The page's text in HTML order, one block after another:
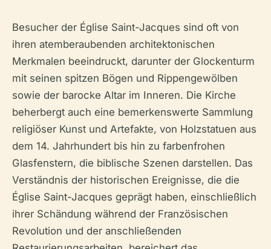
Besucher der Église Saint-Jacques sind oft von
ihren atemberaubenden architektonischen
Merkmalen beeindruckt, darunter der Glockenturm
mit seinen spitzen Bögen und Rippengewölben
sowie der barocke Altar im Inneren. Die Kirche
beherbergt auch eine bemerkenswerte Sammlung
religiöser Kunst und Artefakte, von Holzstatuen aus
dem 14. Jahrhundert bis hin zu farbenfrohen
Glasfenstern, die biblische Szenen darstellen. Das
Verständnis der historischen Ereignisse, die die
Église Saint-Jacques geprägt haben, einschließlich
ihrer Schändung während der Französischen
Revolution und der anschließenden